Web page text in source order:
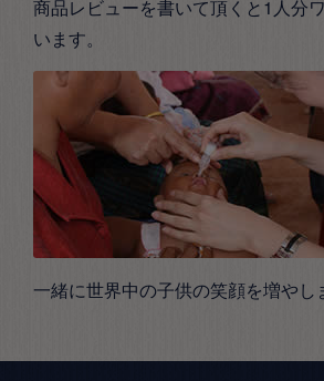
商品レビューを書いて頂くと1人分
います。
一緒に世界中の子供の笑顔を増やし